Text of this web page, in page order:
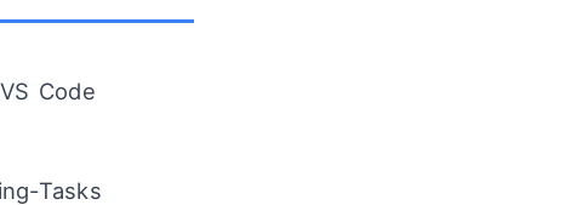
Code
Tasks